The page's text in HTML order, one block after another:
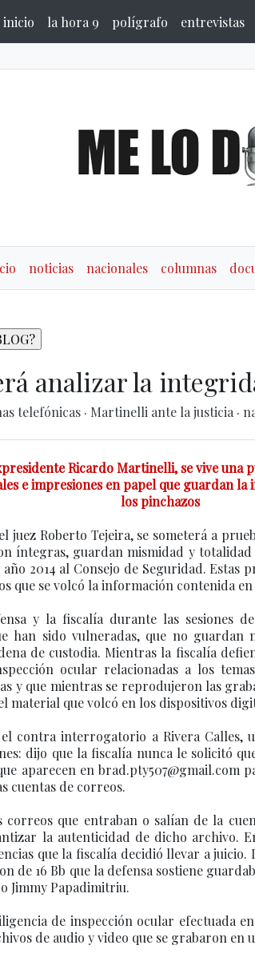
inicio la hora 9 polígrafo entrevistas
noticias nacionales columnas
analizar la
telefónicas · Martinelli ante la justicia ·
Ricardo Martinelli, se vive una
e impresiones en papel que guardan
los pinchazos
juez Roberto Tejeira, se someterá a
íntegras, guardan mismidad y
2014 al Consejo de Seguridad. Estas
que se volcó la información contenida
y la fiscalía durante las sesiones
han sido vulneradas, que no guardan
de custodia. Mientras la fiscalía
ocular relacionadas a los
y que mientras se reprodujeron las
material que volcó en los dispositivos
contra interrogatorio a Rivera Calles,
dijo que la fiscalía nunca le solicitó
aparecen enbrad.pty507@gmail.com
cuentas de correos.
que entraban o salían de la
la autenticidad de dicho archivo.
que la fiscalía decidió llevar a
de 16 Bb que la defensa sostiene
Jimmy Papadimitriu.
de inspección ocular efectuada
de audio y video que se grabaron en